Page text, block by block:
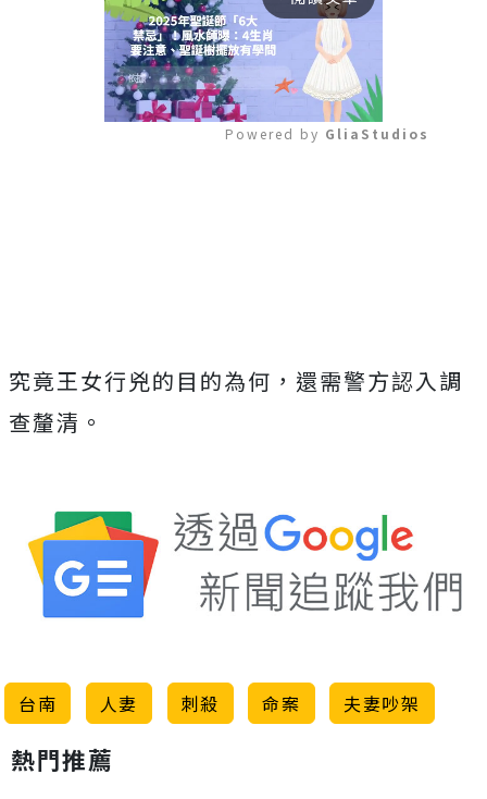
Powered by GliaStudios
究竟王女行兇的目的為何，還需警方認入調
查釐清。
台南 人妻 刺殺 命案 夫妻吵架
熱門推薦